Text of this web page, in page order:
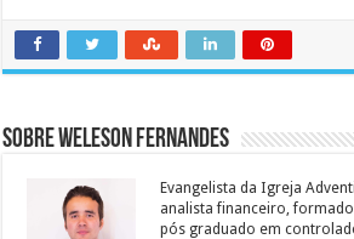
Sobre Weleson Fernandes
Evangelista da Igreja
analista financeiro,
pós graduado em